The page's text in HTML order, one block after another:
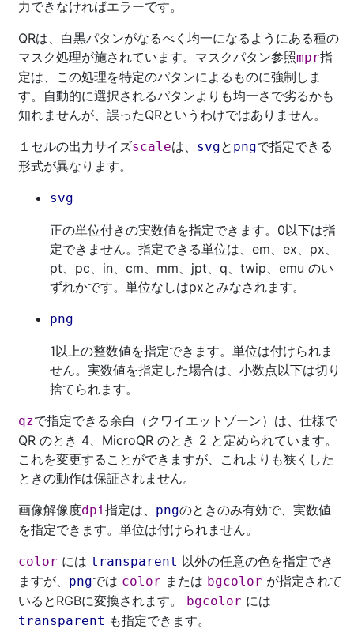
力できなければエラーです。
QRは、白黒パタンがなるべく均一になるようにある種の
マスク処理が施されています。マスクパタン参照mpr指
定は、この処理を特定のパタンによるものに強制しま
す。自動的に選択されるパタンよりも均一さで劣るかも
知れませんが、誤ったQRというわけではありません。
１セルの出力サイズscaleは、 svgと pngで指定できる
形式が異なります。
svg
正の単位付きの実数値を指定できます。0以下は指
定できません。指定できる単位は、em、ex、px、
pt、pc、in、cm、mm、jpt、q、twip、emu のい
ずれかです。単位なしはpxとみなされます。
png
1以上の整数値を指定できます。単位は付けられま
せん。実数値を指定した場合は、小数点以下は切り
捨てられます。
qzで指定できる余白（クワイエットゾーン）は、仕様で
QR のとき 4、MicroQR のとき 2 と定められています。
これを変更することができますが、これよりも狭くした
ときの動作は保証されません。
画像解像度dpi指定は、 pngのときのみ有効で、実数値
を指定できます。単位は付けられません。
color には transparent 以外の任意の色を指定でき
ますが、 pngでは color または bgcolor が指定されて
いるとRGBに変換されます。 bgcolor には
transparent も指定できます。